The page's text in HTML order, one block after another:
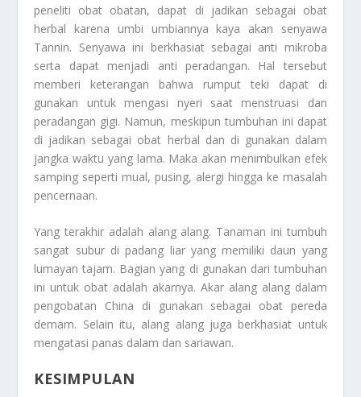
peneliti obat obatan, dapat di jadikan sebagai obat
herbal karena umbi umbiannya kaya akan senyawa
Tannin. Senyawa ini berkhasiat sebagai anti mikroba
serta dapat menjadi anti peradangan. Hal tersebut
memberi keterangan bahwa rumput teki dapat di
gunakan untuk mengasi nyeri saat menstruasi dan
peradangan gigi. Namun, meskipun tumbuhan ini dapat
di jadikan sebagai obat herbal dan di gunakan dalam
jangka waktu yang lama. Maka akan menimbulkan efek
samping seperti mual, pusing, alergi hingga ke masalah
pencernaan.
Yang terakhir adalah alang alang. Tanaman ini tumbuh
sangat subur di padang liar yang memiliki daun yang
lumayan tajam. Bagian yang di gunakan dari tumbuhan
ini untuk obat adalah akarnya. Akar alang alang dalam
pengobatan China di gunakan sebagai obat pereda
demam. Selain itu, alang alang juga berkhasiat untuk
mengatasi panas dalam dan sariawan.
KESIMPULAN